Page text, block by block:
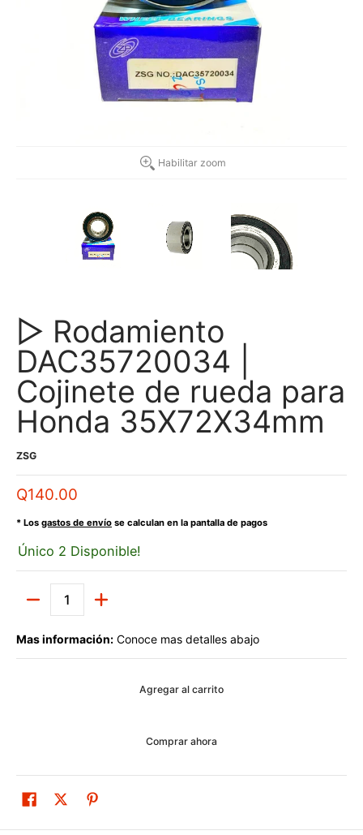
Habilitar zoom
▷ Rodamiento
DAC35720034 |
Cojinete de rueda para
Honda 35X72X34mm
ZSG
Q140.00
* Los gastos de envío se calculan en la pantalla de pagos
Único 2 Disponible!
Mas información: Conoce mas detalles abajo
Agregar al carrito
Comprar ahora